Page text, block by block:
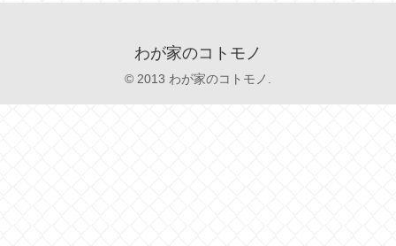
わが家のコトモノ
© 2013 わが家のコトモノ.